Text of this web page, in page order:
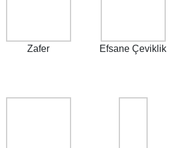
Zafer Efsane Çeviklik